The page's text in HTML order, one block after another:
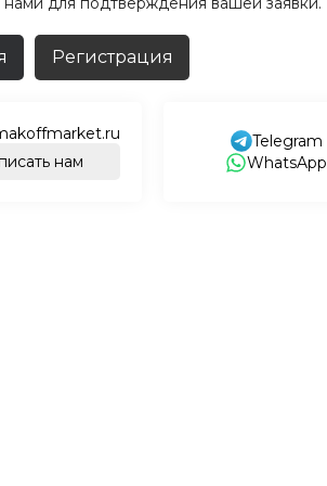
Регистрация
нам
Telegram
WhatsApp